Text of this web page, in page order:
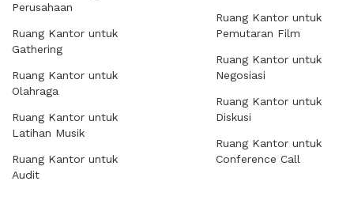
Perusahaan
Ruang Kantor untuk
Gathering
Ruang Kantor untuk
Olahraga
Ruang Kantor untuk
Latihan Musik
Ruang Kantor untuk
Audit
Ruang Kantor untuk
Pemutaran Film
Ruang Kantor untuk
Negosiasi
Ruang Kantor untuk
Diskusi
Ruang Kantor untuk
Conference Call